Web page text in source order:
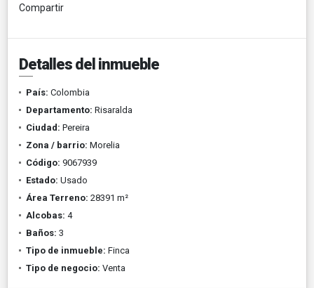
Compartir
Detalles del inmueble
País: Colombia
Departamento: Risaralda
Ciudad: Pereira
Zona / barrio: Morelia
Código: 9067939
Estado: Usado
Área Terreno: 28391 m²
Alcobas: 4
Baños: 3
Tipo de inmueble: Finca
Tipo de negocio: Venta